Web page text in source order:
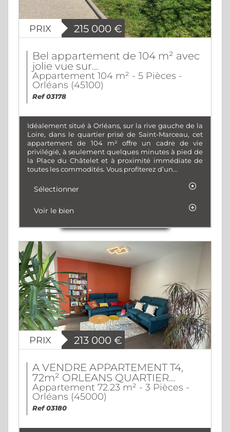
PRIX 215 000 €
Bel appartement de 104 m² avec
jolie vue sur...
Appartement 104 m² - 5 Pièces -
Orléans (45100)
Ref 03178
Idéalement situé à Orléans, sur la rive gauche de la
Loire, dans le quartier prisé de Saint-Marceau, cet
appartement de 104 m² offre un cadre de vie
privilégié, à seulement quelques minutes à pied de
la Place du Châtelet et à proximité immédiate de
toutes les commodités. Vous profiterez d’un...
Sélectionner
Voir le bien
PRIX 213 000 €
A VENDRE APPARTEMENT T4,
72m² ORLEANS QUARTIER...
Appartement 72.23 m² - 3 Pièces -
Orléans (45000)
Ref 03180